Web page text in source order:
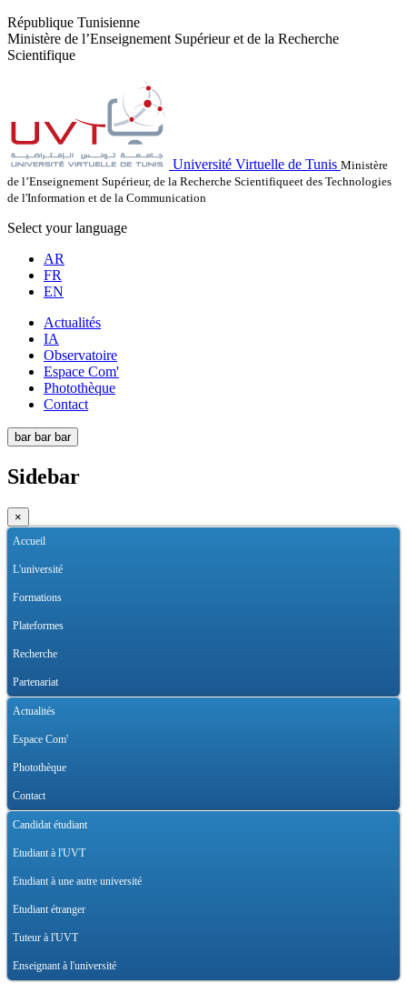
République Tunisienne
Ministère de l’Enseignement Supérieur et de la Recherche
Scientifique
Université Virtuelle de Tunis Ministère
de l’Enseignement Supérieur, de la Recherche Scientifiqueet des Technologies
de l'Information et de la Communication
Select your language
AR
FR
EN
Actualités
IA
Observatoire
Espace Com'
Photothèque
Contact
bar bar bar
Sidebar
×
Accueil
L'université
Formations
Plateformes
Recherche
Partenariat
Actualités
Espace Com'
Photothèque
Contact
Candidat étudiant
Etudiant à l'UVT
Etudiant à une autre université
Etudiant étranger
Tuteur à l'UVT
Enseignant à l'université